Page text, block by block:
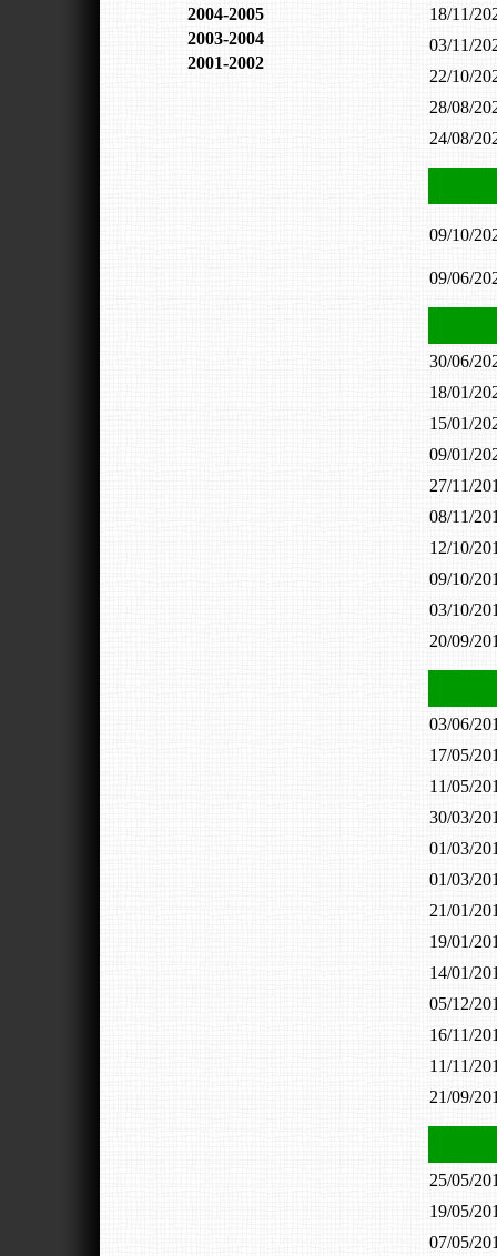
2004-2005
2003-2004
2001-2002
18/11/
03/11/
22/10/
28/08/
24/08/
09/10/
09/06/
30/06/
18/01/
15/01/
09/01/
27/11/
08/11/
12/10/
09/10/
03/10/
20/09/
03/06/
17/05/
11/05/
30/03/
01/03/
01/03/
21/01/
19/01/
14/01/
05/12/
16/11/
11/11/
21/09/
25/05/
19/05/
07/05/